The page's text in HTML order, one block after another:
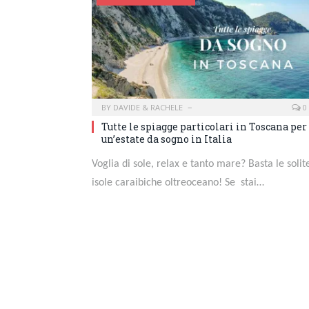
BY DAVIDE & RACHELE 0
Tutte le spiagge particolari in Toscana per
un’estate da sogno in Italia
Voglia di sole, relax e tanto mare? Basta le
isole caraibiche oltreoceano! Se stai…